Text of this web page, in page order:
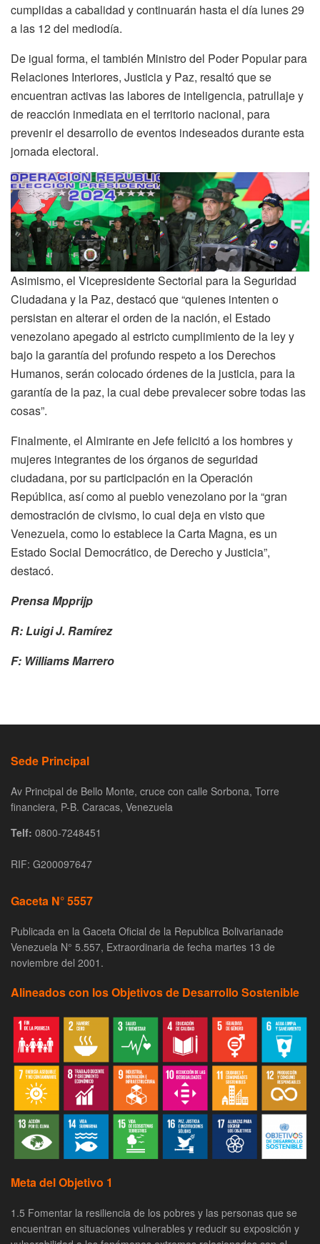
cumplidas a cabalidad y continuarán hasta el día lunes 29
a las 12 del mediodía.
De igual forma, el también Ministro del Poder Popular para
Relaciones Interiores, Justicia y Paz, resaltó que se
encuentran activas las labores de inteligencia, patrullaje y
de reacción inmediata en el territorio nacional, para
prevenir el desarrollo de eventos indeseados durante esta
jornada electoral.
Asimismo, el Vicepresidente Sectorial para la Seguridad
Ciudadana y la Paz, destacó que “quienes intenten o
persistan en alterar el orden de la nación, el Estado
venezolano apegado al estricto cumplimiento de la ley y
bajo la garantía del profundo respeto a los Derechos
Humanos, serán colocado órdenes de la justicia, para la
garantía de la paz, la cual debe prevalecer sobre todas las
cosas”.
Finalmente, el Almirante en Jefe felicitó a los hombres y
mujeres integrantes de los órganos de seguridad
ciudadana, por su participación en la Operación
República, así como al pueblo venezolano por la “gran
demostración de civismo, lo cual deja en visto que
Venezuela, como lo establece la Carta Magna, es un
Estado Social Democrático, de Derecho y Justicia”,
destacó.
Prensa Mpprijp
R: Luigi J. Ramírez
F: Williams Marrero
Sede Principal
Av Principal de Bello Monte, cruce con calle Sorbona, Torre
financiera, P-B. Caracas, Venezuela
Telf: 0800-7248451
RIF: G200097647
Gaceta N° 5557
Publicada en la Gaceta Oficial de la Republica Bolivarianade
Venezuela N° 5.557, Extraordinaria de fecha martes 13 de
noviembre del 2001.
Alineados con los Objetivos de Desarrollo Sostenible
Meta del Objetivo 1
1.5 Fomentar la resiliencia de los pobres y las personas que se
encuentran en situaciones vulnerables y reducir su exposición y